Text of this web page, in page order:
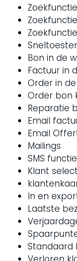
Bon in de
Factuur in
Order in
Order bon
Reparatie
Email
Email
Mailings
SMS functie
Klant
In en
Laatste
Standaard